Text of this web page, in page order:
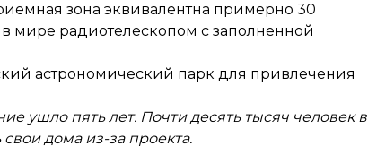
зона эквивалентна примерно 30
мире радиотелескопом с заполненной
астрономический парк для привлечения
ушло пять лет. Почти десять тысяч человек в
дома из-за проекта.